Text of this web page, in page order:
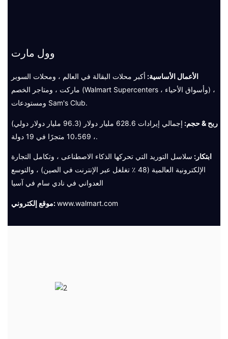
وول مارت
الأعمال الأساسية: أكبر محلات البقالة في العالم ، ومحلات السوبر
ماركت ، ومتاجر الخصم (Walmart Supercenters ، وأسواق الأحياء) ،
ومستودعات Sam's Club.
ربح & حجم:
إجمالي إيرادات 628.6 مليار دولار (96.3 مليار دولار دولي)
، 10،569 متجرًا في 19 دولة.
ابتكار: سلاسل التوريد التي تحركها الذكاء الاصطناعى ، وتكامل التجارة
الإلكترونية العالمية (48 ٪ تغلغل عبر الإنترنت في الصين) ، والتوسع
العدواني في نادي سام في آسيا
موقع إلكتروني:www.walmart.com